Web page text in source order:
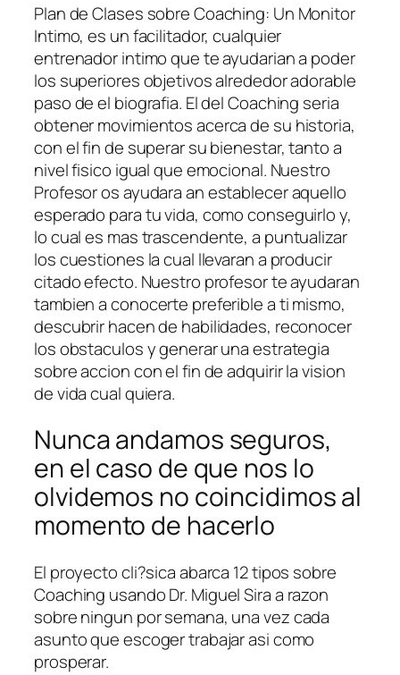
Plan de Clases sobre Coaching: Un Monitor
Intimo, es un facilitador, cualquier
entrenador intimo que te ayudarian a poder
los superiores objetivos alrededor adorable
paso de el biografia. El del Coaching seri­a
obtener movimientos acerca de su historia,
con el fin de superar su bienestar, tanto a
nivel fisico igual que emocional. Nuestro
Profesor os ayudara an establecer aquello
esperado para tu vida, como conseguirlo y,
lo cual es mas trascendente, a puntualizar
los cuestiones la cual llevaran a producir
citado efecto. Nuestro profesor te ayudaran
tambien a conocerte preferible a ti mismo,
descubrir hacen de habilidades, reconocer
los obstaculos y generar una estrategia
sobre accion con el fin de adquirir la vision
de vida cual quiera.
Nunca andamos seguros,
en el caso de que nos lo
olvidemos no coincidimos al
momento de hacerlo
El proyecto cli?sica abarca 12 tipos sobre
Coaching usando Dr. Miguel Sira a razon
sobre ningun por semana, una vez cada
asunto que escoger trabajar asi­ como
prosperar.